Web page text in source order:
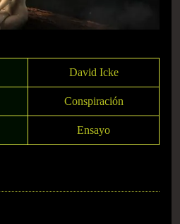
David Icke
Conspiración
Ensayo